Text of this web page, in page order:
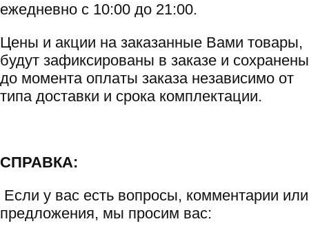
ежедневно с 10:00 до 21:00.
Цены и акции на заказанные Вами товары,
будут зафиксированы в заказе и сохранены
до момента оплаты заказа независимо от
типа доставки и срока комплектации.
СПРАВКА:
Если у вас есть вопросы, комментарии или
предложения, мы просим вас: